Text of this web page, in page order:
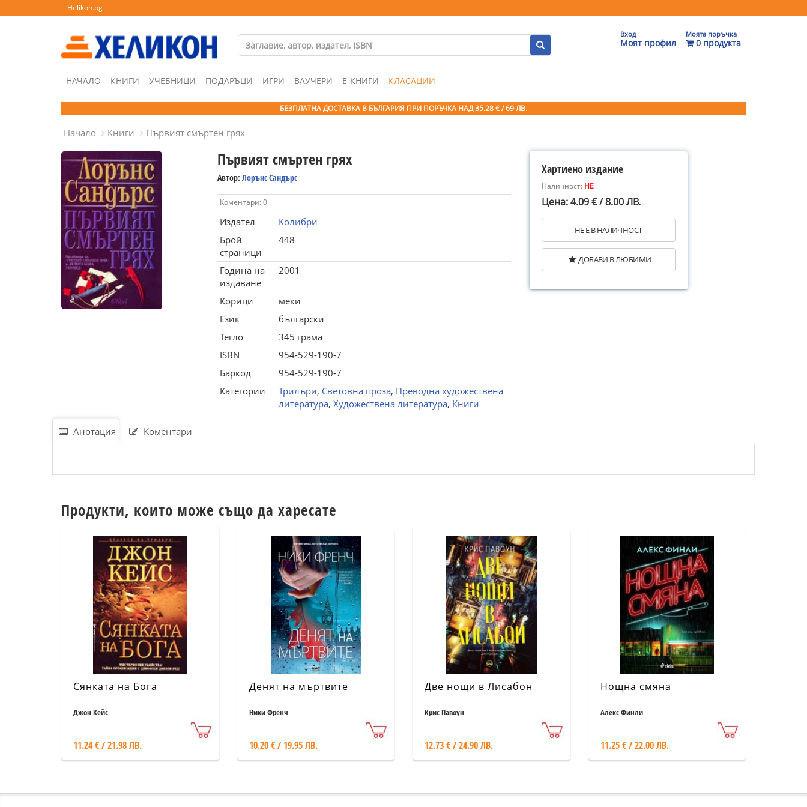
Helikon.bg
Вход
Моят профил
Моята поръчка
0 продукта
НАЧАЛО КНИГИ УЧЕБНИЦИ ПОДАРЪЦИ ИГРИ ВАУЧЕРИ Е-КНИГИ КЛАСАЦИИ
БЕЗПЛАТНА ДОСТАВКА В БЪЛГАРИЯ ПРИ ПОРЪЧКА НАД 35.28 € / 69 ЛВ.
Начало Книги Първият смъртен грях
Първият смъртен грях
Автор: Лорънс Сандърс
Коментари: 0
Издател
Колибри
Брой
страници
448
Година на
издаване
2001
Корици
меки
Език
български
Тегло
345 грама
ISBN
954-529-190-7
Баркод
954-529-190-7
Категории
Трилъри, Световна проза, Преводна художествена
литература, Художествена литература, Книги
Хартиено издание
Наличност: НЕ
Цена: 4.09 € / 8.00 ЛВ.
НЕ Е В НАЛИЧНОСТ
ДОБАВИ В ЛЮБИМИ
Анотация Коментари
Продукти, които може също да харесате
Сянката на Бога
Джон Кейс
11.24 € / 21.98 ЛВ.
Денят на мъртвите
Ники Френч
10.20 € / 19.95 ЛВ.
Две нощи в Лисабон
Крис Павоун
12.73 € / 24.90 ЛВ.
Нощна смяна
Алекс Финли
11.25 € / 22.00 ЛВ.